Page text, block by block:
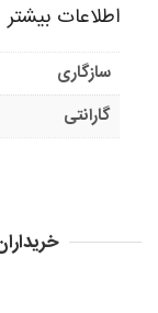
اطلاعات بیشتر
سازگاری
گارانتی